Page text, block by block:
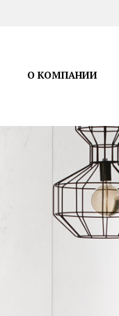
О КОМПАНИИ